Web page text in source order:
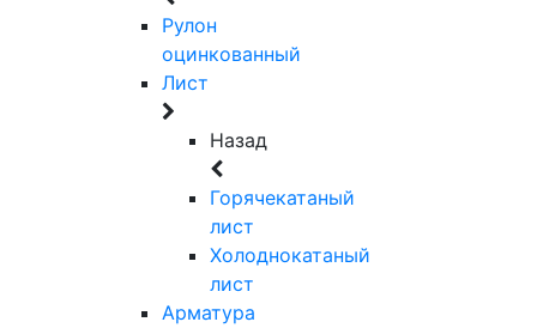
Рулон
оцинкованный
Лист
Назад
Горячекатаный
лист
Холоднокатаный
лист
Арматура